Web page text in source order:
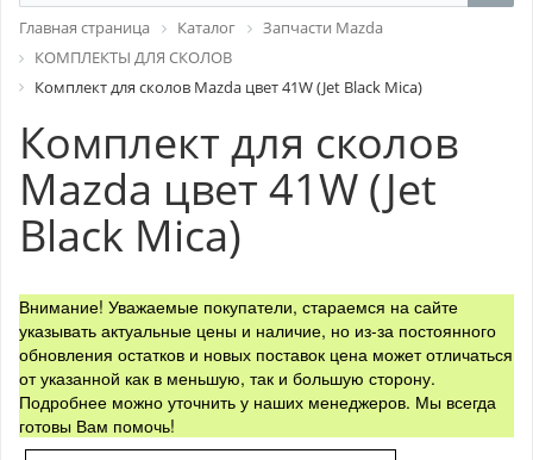
Главная страница Каталог
Запчасти Mazda
КОМПЛЕКТЫ ДЛЯ СКОЛОВ
Комплект для сколов Mazda цвет 41W (Jet Black Mica)
Комплект для сколов
Mazda цвет 41W (Jet
Black Mica)
Внимание! Уважаемые покупатели, стараемся на сайте
указывать актуальные цены и наличие, но из-за постоянного
обновления остатков и новых поставок цена может отличаться
от указанной как в меньшую, так и большую сторону.
Подробнее можно уточнить у наших менеджеров. Мы всегда
готовы Вам помочь!